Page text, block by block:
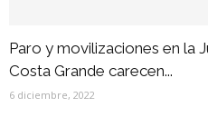
Paro y movilizaciones en la
Costa Grande carecen...
6 diciembre, 2022